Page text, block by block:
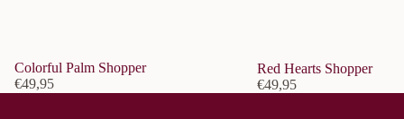
Colorful Palm Shopper
€49,95
Red Hearts Shopper
€49,95